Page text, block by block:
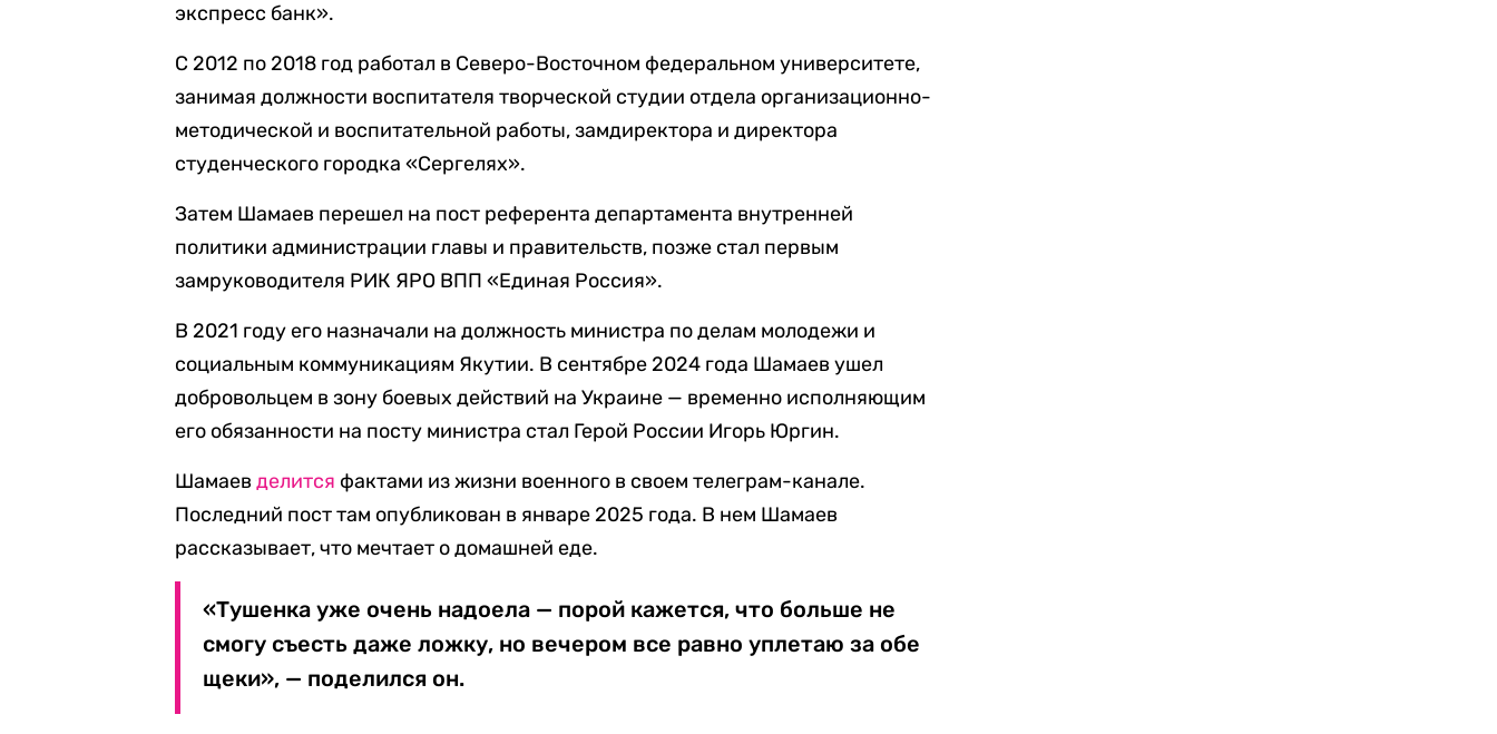
экспресс банк».
С 2012 по 2018 год работал в Северо-Восточном федеральном университете,
занимая должности воспитателя творческой студии отдела организационно-
методической и воспитательной работы, замдиректора и директора
студенческого городка «Сергелях».
Затем Шамаев перешел на пост референта департамента внутренней
политики администрации главы и правительств, позже стал первым
замруководителя РИК ЯРО ВПП «Единая Россия».
В 2021 году его назначали на должность министра по делам молодежи и
социальным коммуникациям Якутии. В сентябре 2024 года Шамаев ушел
добровольцем в зону боевых действий на Украине — временно исполняющим
его обязанности на посту министра стал Герой России Игорь Юргин.
Шамаевделится фактами из жизни военного в своем телеграм-канале.
Последний пост там опубликован в январе 2025 года. В нем Шамаев
рассказывает, что мечтает о домашней еде.
«Тушенка уже очень надоела — порой кажется, что больше не
смогу съесть даже ложку, но вечером все равно уплетаю за обе
щеки», — поделился он.